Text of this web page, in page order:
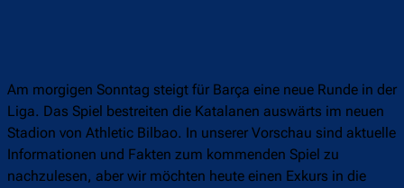
Am morgigen Sonntag steigt für Barça eine neue Runde in der
Liga. Das Spiel bestreiten die Katalanen auswärts im neuen
Stadion von Athletic Bilbao. In unserer Vorschau sind aktuelle
Informationen und Fakten zum kommenden Spiel zu
nachzulesen, aber wir möchten heute einen Exkurs in die